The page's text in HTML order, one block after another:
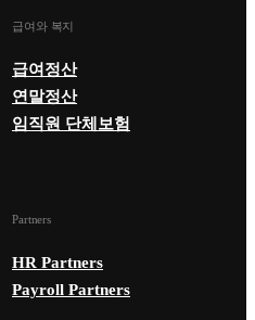
급여와 복지
급여정산
연말정산
임직원 단체보험
Partners
HR Partners
Payroll Partners